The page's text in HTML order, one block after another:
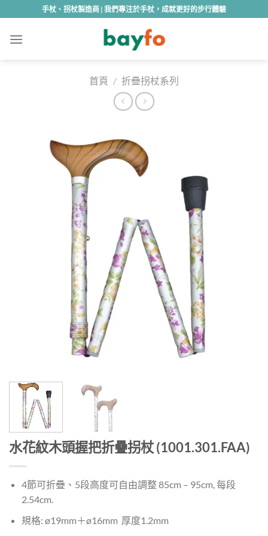
to
content
手杖、拐杖製造商 | 我們專注於手杖，成就更好的步行體驗
首頁 / 折疊拐杖系列
水花紋木頭握把折疊拐杖 (1001.301.FAA)
4節可折疊、5段高度可自由調整 85cm – 95cm, 每段
2.54cm.
規格: ø19mm＋ø16mm 厚度1.2mm